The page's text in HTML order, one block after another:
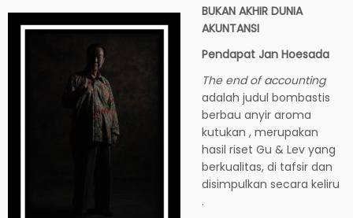
BUKAN AKHIR DUNIA
AKUNTANSI
Pendapat Jan Hoesada
The end of accounting
adalah judul bombastis
berbau anyir aroma
kutukan , merupakan
hasil riset Gu & Lev yang
berkualitas, di tafsir dan
disimpulkan secara keliru
.